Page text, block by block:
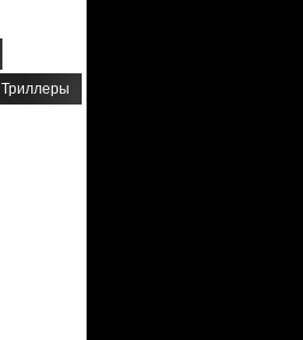
Триллеры